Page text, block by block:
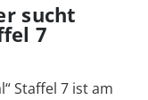
sucht
7
Staffel 7 ist am